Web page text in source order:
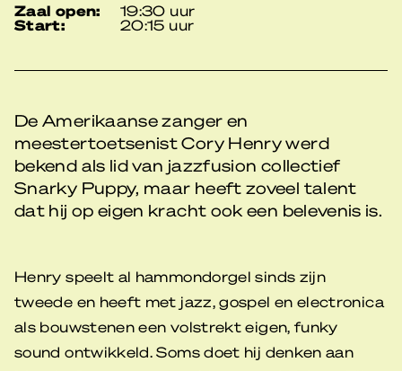
zaal open:
19:30 uur
start: 20:15 uur
De Amerikaanse zanger en
meestertoetsenist Cory Henry werd
bekend als lid van jazzfusion collectief
Snarky Puppy, maar heeft zoveel talent
dat hij op eigen kracht ook een belevenis is.
Henry speelt al hammondorgel sinds zijn
tweede en heeft met jazz, gospel en electronica
als bouwstenen een volstrekt eigen, funky
sound ontwikkeld. Soms doet hij denken aan